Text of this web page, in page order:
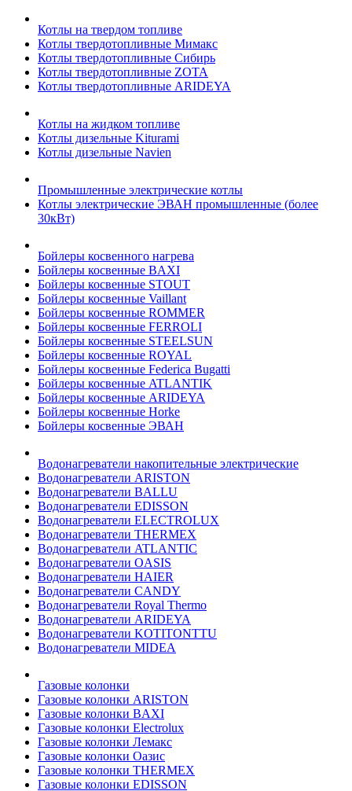
Котлы на твердом топливе
Котлы твердотопливные Мимакс
Котлы твердотопливные Сибирь
Котлы твердотопливные ZOTA
Котлы твердотопливные ARIDEYA
Котлы на жидком топливе
Котлы дизельные Kiturami
Котлы дизельные Navien
Промышленные электрические котлы
Котлы электрические ЭВАН промышленные (более
30кВт)
Бойлеры косвенного нагрева
Бойлеры косвенные BAXI
Бойлеры косвенные STOUT
Бойлеры косвенные Vaillant
Бойлеры косвенные ROMMER
Бойлеры косвенные FERROLI
Бойлеры косвенные STEELSUN
Бойлеры косвенные ROYAL
Бойлеры косвенные Federica Bugatti
Бойлеры косвенные ATLANTIK
Бойлеры косвенные ARIDEYA
Бойлеры косвенные Horke
Бойлеры косвенные ЭВАН
Водонагреватели накопительные электрические
Водонагреватели ARISTON
Водонагреватели BALLU
Водонагреватели EDISSON
Водонагреватели ELECTROLUX
Водонагреватели THERMEX
Водонагреватели ATLANTIC
Водонагреватели OASIS
Водонагреватели HAIER
Водонагреватели CANDY
Водонагреватели Royal Thermo
Водонагреватели ARIDEYA
Водонагреватели KOTITONTTU
Водонагреватели MIDEA
Газовые колонки
Газовые колонки ARISTON
Газовые колонки BAXI
Газовые колонки Electrolux
Газовые колонки Лемакс
Газовые колонки Оазис
Газовые колонки THERMEX
Газовые колонки EDISSON